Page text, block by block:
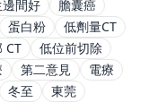
間好
膽囊癌
蛋白粉
低劑量CT
CT
低位前切除
第二意見
電療
冬至
東莞